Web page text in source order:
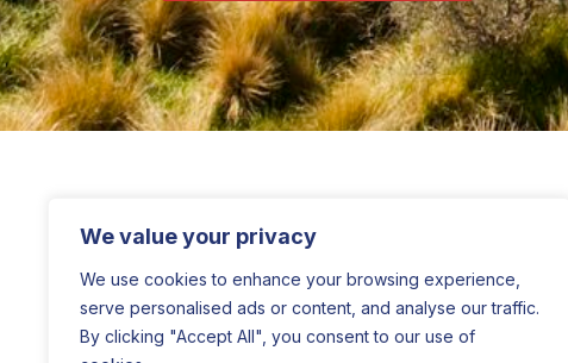
We value your privacy
We use cookies to enhance your browsing experience,
serve personalised ads or content, and analyse our traffic.
By clicking "Accept All", you consent to our use of